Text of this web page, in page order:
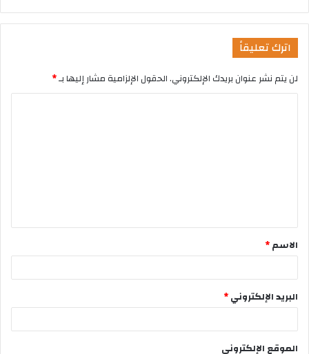
اترك تعليقاً
لن يتم نشر عنوان بريدك الإلكتروني.الحقول الإلزامية مشار إليها بـ*
الاسم*
البريد الإلكتروني*
الموقع الإلكتروني